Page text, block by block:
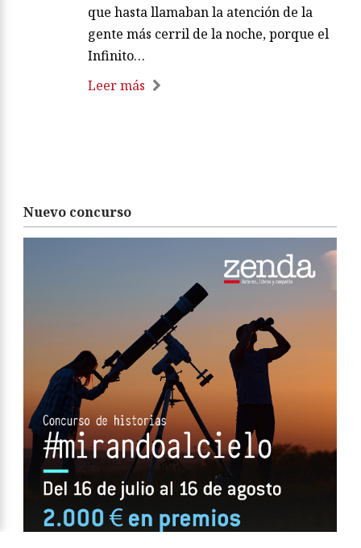
que hasta llamaban la atención de la
gente más cerril de la noche, porque el
Infinito…
Leer más
Nuevo concurso